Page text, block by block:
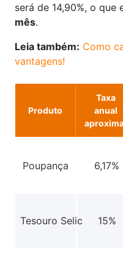
será de 14,90%, o que
mês.
Leia também: Como
vantagens!
Produto
Taxa
anual
Poupança 6,17%
Tesouro Selic 15%